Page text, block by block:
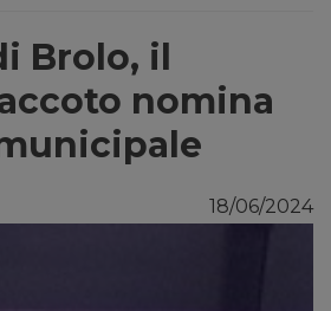
Brolo, il
nomina
18/06/2024